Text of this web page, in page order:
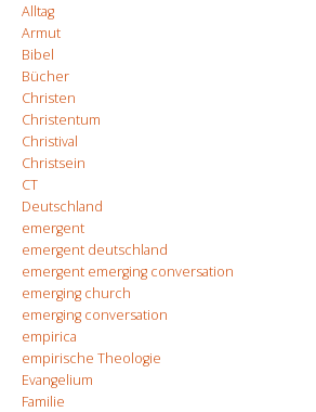
Alltag
Armut
Bibel
Bücher
Christen
Christentum
Christival
Christsein
CT
Deutschland
emergent
emergent deutschland
emergent emerging conversation
emerging church
emerging conversation
empirica
empirische Theologie
Evangelium
Familie